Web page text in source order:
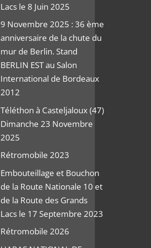
Lacs le 8 Juin 2025
9 Novembre 2025 : 36 ème
anniversaire de la chute du
mur de Berlin. Stand
BERLIN EST au Salon
International de Bordeaux
2012
Téléthon à Casteljaloux (47)
Dimanche 23 Novembre
2025
Rétromobile 2023
Embouteillage et Bouchon
de la Route Nationale 10 et
de la Route des Grands
Lacs le 17 Septembre 2023
Rétromobile 2026